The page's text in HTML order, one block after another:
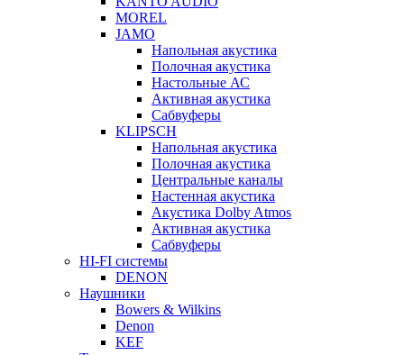
MOREL
JAMO
Напольная акустика
Полочная акустика
Настольные АС
Активная акустика
Сабвуферы
KLIPSCH
Напольная акустика
Полочная акустика
Центральные каналы
Настенная акустика
Акустика Dolby Atmos
Активная акустика
Сабвуферы
HI-FI системы
DENON
Наушники
Bowers & Wilkins
Denon
KEF